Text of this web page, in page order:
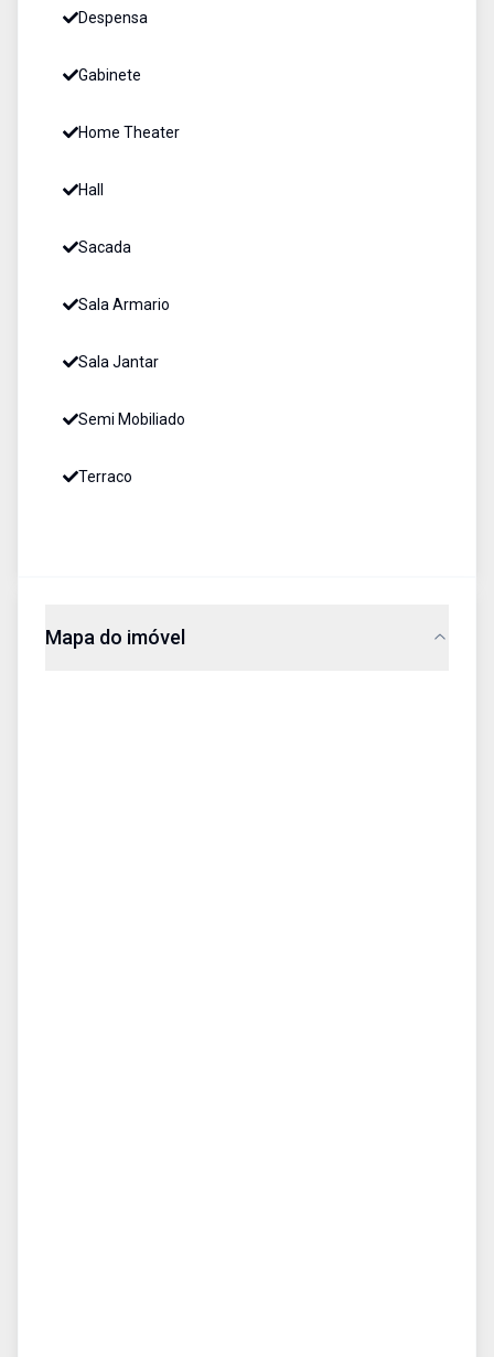
Despensa
Gabinete
Home Theater
Hall
Sacada
Sala Armario
Sala Jantar
Semi Mobiliado
Terraco
Mapa do imóvel